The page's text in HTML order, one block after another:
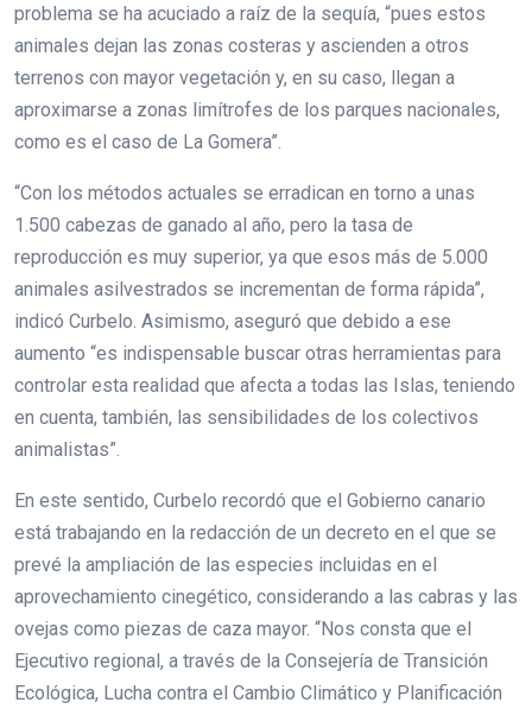
problema se ha acuciado a raíz de la sequía, “pues estos
animales dejan las zonas costeras y ascienden a otros
terrenos con mayor vegetación y, en su caso, llegan a
aproximarse a zonas limítrofes de los parques nacionales,
como es el caso de La Gomera”.
“Con los métodos actuales se erradican en torno a unas
1.500 cabezas de ganado al año, pero la tasa de
reproducción es muy superior, ya que esos más de 5.000
animales asilvestrados se incrementan de forma rápida”,
indicó Curbelo. Asimismo, aseguró que debido a ese
aumento “es indispensable buscar otras herramientas para
controlar esta realidad que afecta a todas las Islas, teniendo
en cuenta, también, las sensibilidades de los colectivos
animalistas”.
En este sentido, Curbelo recordó que el Gobierno canario
está trabajando en la redacción de un decreto en el que se
prevé la ampliación de las especies incluidas en el
aprovechamiento cinegético, considerando a las cabras y las
ovejas como piezas de caza mayor. “Nos consta que el
Ejecutivo regional, a través de la Consejería de Transición
Ecológica, Lucha contra el Cambio Climático y Planificación